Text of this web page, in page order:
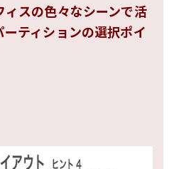
スの色々なシーンで活
ティションの選択ポイ